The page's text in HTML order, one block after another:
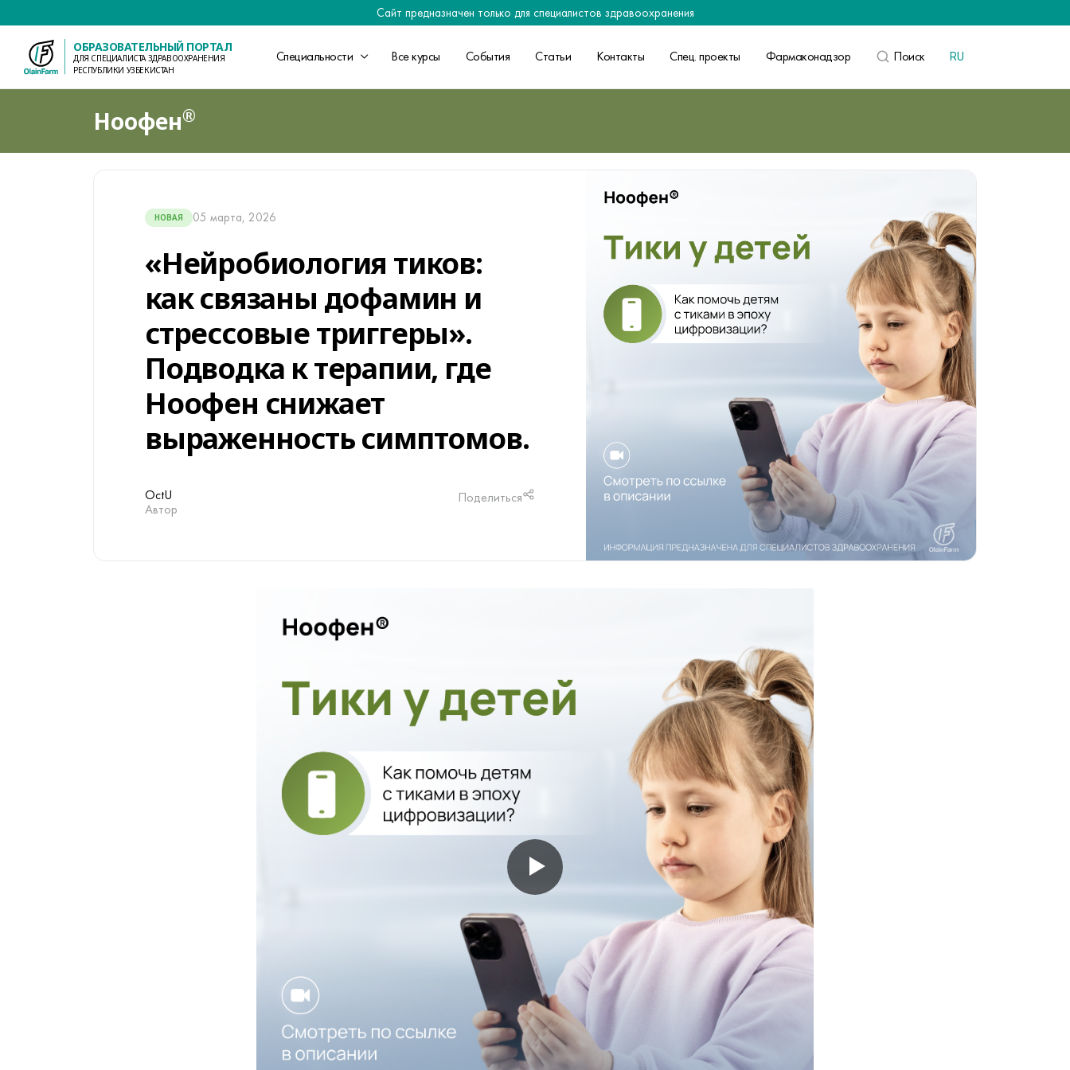
Сайт предназначен только для специалистов здравоохранения
ОБРАЗОВАТЕЛЬНЫЙ ПОРТАЛ
ДЛЯ СПЕЦИАЛИСТА ЗДРАВООХРАНЕНИЯ
РЕСПУБЛИКИ УЗБЕКИСТАН
Специальности Все курсы События Статьи Контакты Спец. проекты Фармаконадзор Поиск RU
Ноофен®
НОВАЯ 05 марта, 2026
«Нейробиология тиков:
как связаны дофамин и
стрессовые триггеры».
Подводка к терапии, где
Ноофен снижает
выраженность симптомов.
OctU
Автор
Поделиться